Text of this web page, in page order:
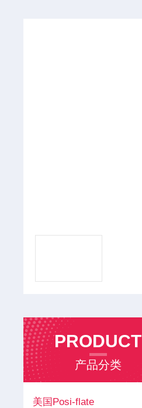
PRODUCT
产品分类
美国Posi-flate